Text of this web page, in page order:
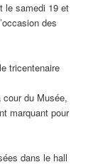
le samedi 19 et
des
tricentenaire
cour du Musée,
marquant pour
dans le hall